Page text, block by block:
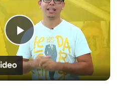
Play
Video